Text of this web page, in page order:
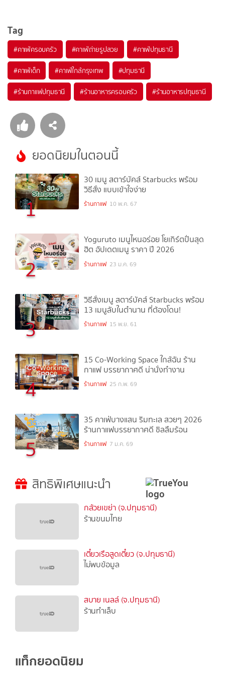
Tag
#คาเฟ่ครอบครัว #คาเฟ่ถ่ายรูปสวย #คาเฟ่ปทุมธานี
#คาเฟ่เด็ก #คาเฟ่ใกล้กรุงเทพ #ปทุมธานี
#ร้านกาแฟปทุมธานี #ร้านอาหารครอบครัว #ร้านอาหารปทุมธานี
ยอดนิยมในตอนนี้
1
30 เมนู สตาร์บัคส์ Starbucks พร้อม
วิธีสั่ง แบบเข้าใจง่าย
ร้านกาแฟ 10 พ.ค. 67
2
Yoguruto เมนูไหนอร่อย โยเกิร์ตปั่นสุด
ฮิต อัปเดตเมนู ราคา ปี 2026
ร้านกาแฟ 23 ม.ค. 69
3
วิธีสั่งเมนู สตาร์บัคส์ Starbucks พร้อม
13 เมนูลับในตำนาน ที่ต้องโดน!
ร้านกาแฟ 15 พ.ย. 61
4
15 Co-Working Space ใกล้ฉัน ร้าน
กาแฟ บรรยากาศดี น่านั่งทำงาน
ร้านกาแฟ 25 ก.พ. 69
5
35 คาเฟ่บางแสน ริมทะเล สวยๆ 2026
ร้านกาแฟบรรยากาศดี ชิลลืมร้อน
ร้านกาแฟ 7 ม.ค. 69
สิทธิพิเศษแนะนำ
กล้วยเขย่า (จ.ปทุมธานี)
ร้านขนมไทย
เตี๋ยวเรือสูดเตี๋ยว (จ.ปทุมธานี)
ไม่พบข้อมูล
สบาย เนลล์ (จ.ปทุมธานี)
ร้านทำเล็บ
แท็กยอดนิยม